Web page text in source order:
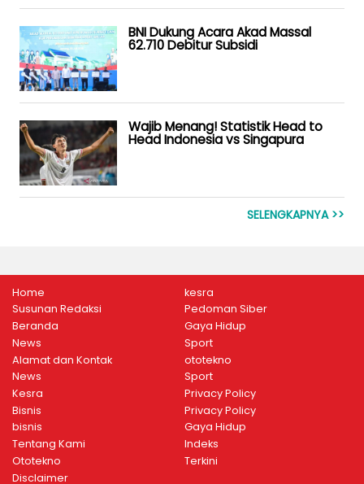
BNI Dukung Acara Akad Massal
62.710 Debitur Subsidi
Wajib Menang! Statistik Head to
Head Indonesia vs Singapura
SELENGKAPNYA >>
Home
Susunan Redaksi
Beranda
News
Alamat dan Kontak
News
Kesra
Bisnis
bisnis
Tentang Kami
Ototekno
Disclaimer
kesra
Pedoman Siber
Gaya Hidup
Sport
ototekno
Sport
Privacy Policy
Privacy Policy
Gaya Hidup
Indeks
Terkini